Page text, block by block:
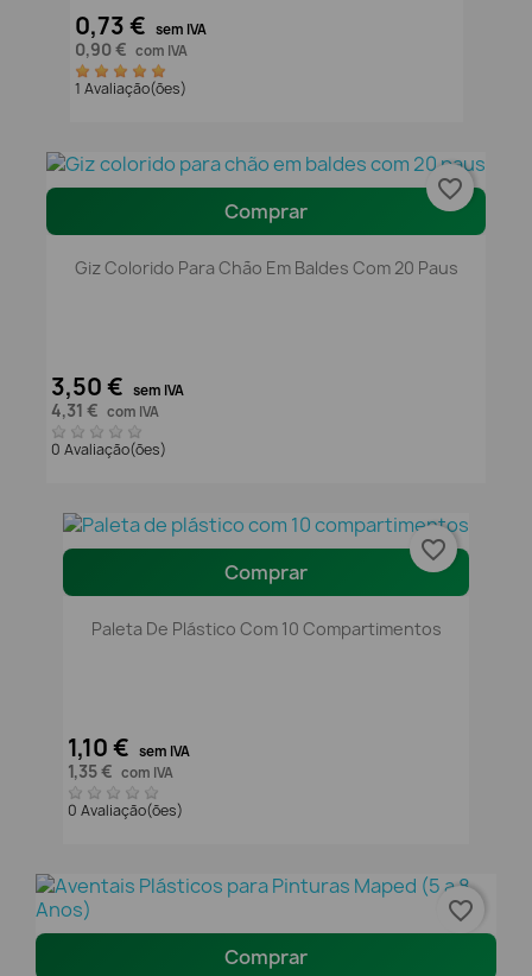
0,73 € sem IVA
0,90 € com IVA
1 Avaliação(ões)
Comprar
Giz Colorido Para Chão Em Baldes Com 20 Paus
3,50 € sem IVA
4,31 € com IVA
0 Avaliação(ões)
favorite_border
Comprar
Paleta De Plástico Com 10 Compartimentos
1,10 € sem IVA
1,35 € com IVA
0 Avaliação(ões)
favorite_border
Comprar
favorite_border